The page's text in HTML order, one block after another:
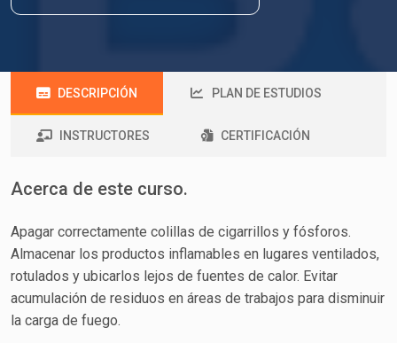
DESCRIPCIÓN PLAN DE ESTUDIOS
INSTRUCTORES CERTIFICACIÓN
Acerca de este curso.
Apagar correctamente colillas de cigarrillos y fósforos.
Almacenar los productos inflamables en lugares ventilados,
rotulados y ubicarlos lejos de fuentes de calor. Evitar
acumulación de residuos en áreas de trabajos para disminuir
la carga de fuego.